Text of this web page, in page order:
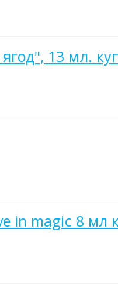
13 мл.
in magic 8 мл